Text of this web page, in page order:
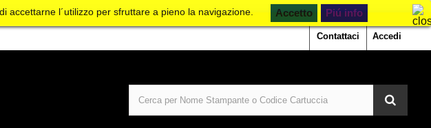
Accedi
Contattaci
accettarne l´utilizzo per sfruttare a pieno la navigazione. Piú info